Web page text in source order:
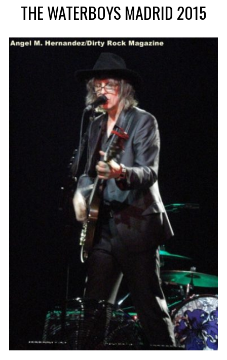
THE WATERBOYS MADRID 2015